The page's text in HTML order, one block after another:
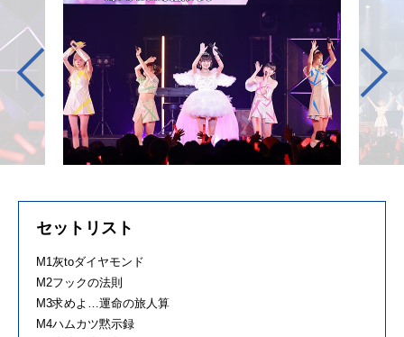
セットリスト
M1灰toダイヤモンド
M2フックの法則
M3求めよ…運命の旅人算
M4ハムカツ黙示録